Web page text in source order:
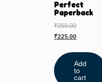
Perfect
Paperback
₹250.00
₹225.00
Add
to
cart